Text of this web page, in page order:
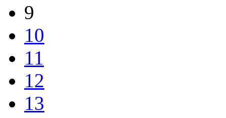
9
10
11
12
13